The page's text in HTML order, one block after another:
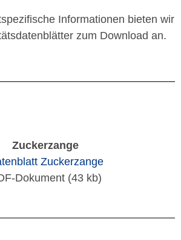
Informationen bieten wir
zum Download an.
Zuckerzange
Zuckerzange
Dokument (43 kb)